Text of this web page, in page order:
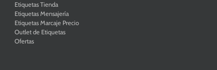
Etiquetas Tienda
Etiquetas Mensajería
Etiquetas Marcaje Precio
Outlet de Etiquetas
Ofertas